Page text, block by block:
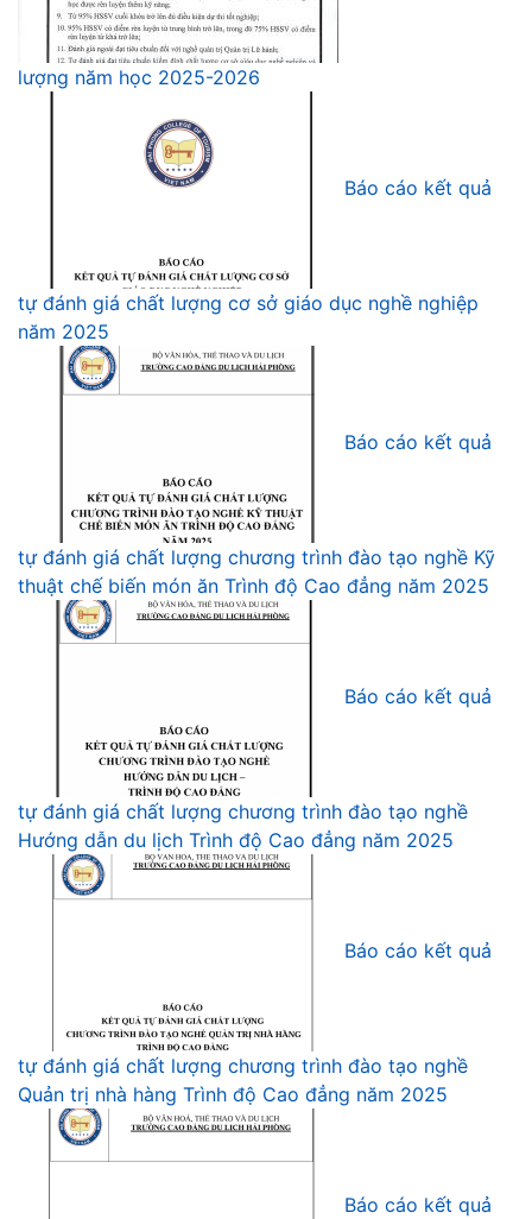
lượng năm học 2025-2026
Báo cáo kết quả
tự đánh giá chất lượng cơ sở giáo dục nghề nghiệp
năm 2025
Báo cáo kết quả
tự đánh giá chất lượng chương trình đào tạo nghề Kỹ
thuật chế biến món ăn Trình độ Cao đẳng năm 2025
Báo cáo kết quả
tự đánh giá chất lượng chương trình đào tạo nghề
Hướng dẫn du lịch Trình độ Cao đẳng năm 2025
Báo cáo kết quả
tự đánh giá chất lượng chương trình đào tạo nghề
Quản trị nhà hàng Trình độ Cao đẳng năm 2025
Báo cáo kết quả